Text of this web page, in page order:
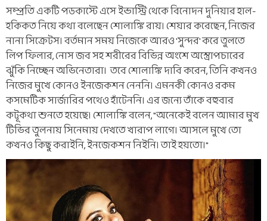
সম্প্রতি একটি পডকাস্টে এসে ইন্ডাস্ট্রি থেকে বিনোদন দুনিয়ার হাল-
হকিকত নিয়ে কথা বলেছেন শোলাঙ্কি রায়। শেয়ার করেছেন, নিজের
নানা সিক্রেটস। বর্তমান সময় নিজেকে আরও 'সুন্দর' করে তুলতে
লিপ ফিলার, নোস জব সহ শরীরের বিভিন্ন অংশে অস্ত্রোপচারের
ঝুঁকি নিচ্ছেন অভিনেতারা। তবে শোলাঙ্কি দাবি করেন, তিনি কখনও
নিজের মুখে কোনও ইনজেকশন নেননি। এমনকী কোনও রকম
কসমেটিক সার্জারির পথেও হাঁটেননি। এর জন্যে তাঁকে বহুবার
কটূকথা শুনতে হয়েছে। শোলাঙ্কি বলেন, "অনেকেই বলেন আমার মুখ
টিভির তুলনায় সিনেমায় দেখতে খারাপ লাগে। আসলে মুখে তো
কখনও কিছু করাইনি, ইনজেকশন নিইনি। তাই হয়তো।"